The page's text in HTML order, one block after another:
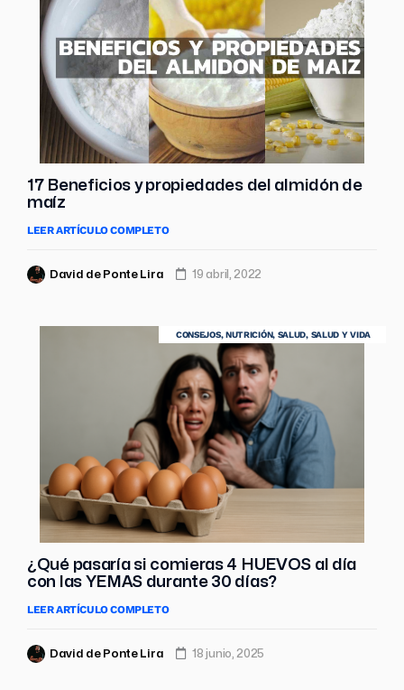
17 Beneficios y propiedades del almidón de
maíz
LEER ARTÍCULO COMPLETO
David de Ponte Lira 19 abril, 2022
CONSEJOS,NUTRICIÓN, SALUD, SALUD Y VIDA
¿Qué pasaría si comieras 4 HUEVOS al día
con las YEMAS durante 30 días?
LEER ARTÍCULO COMPLETO
David de Ponte Lira 18 junio, 2025